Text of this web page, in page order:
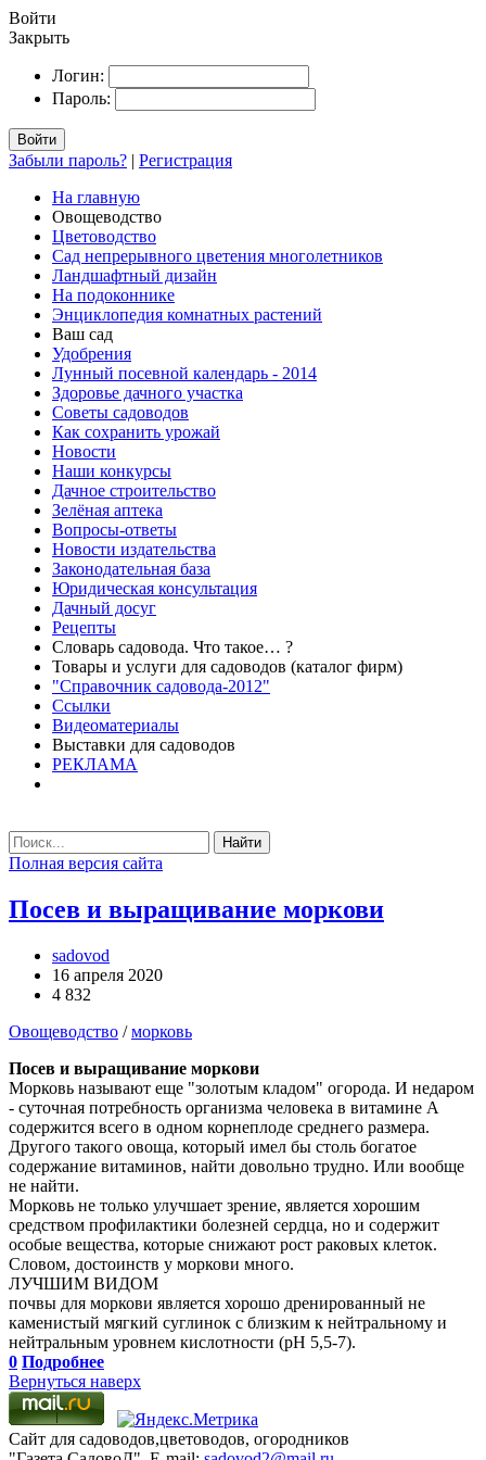
Войти
Закрыть
Логин:
Пароль:
Войти
Забыли пароль? | Регистрация
На главную
Овощеводство
Цветоводство
Сад непрерывного цветения многолетников
Ландшафтный дизайн
На подоконнике
Энциклопедия комнатных растений
Ваш сад
Удобрения
Лунный посевной календарь - 2014
Здоровье дачного участка
Советы садоводов
Как сохранить урожай
Новости
Наши конкурсы
Дачное строительство
Зелёная аптека
Вопросы-ответы
Новости издательства
Законодательная база
Юридическая консультация
Дачный досуг
Рецепты
Словарь садовода. Что такое… ?
Товары и услуги для садоводов (каталог фирм)
"Справочник садовода-2012"
Ссылки
Видеоматериалы
Выставки для садоводов
РЕКЛАМА
Найти
Полная версия сайта
Посев и выращивание моркови
sadovod
16 апреля 2020
4 832
Овощеводство /морковь
Посев и выращивание моркови
Морковь называют еще "золотым кладом" огорода. И недаром
- суточная потребность организма человека в витамине А
содержится всего в одном корнеплоде среднего размера.
Другого такого овоща, который имел бы столь богатое
содержание витаминов, найти довольно трудно. Или вообще
не найти.
Морковь не только улучшает зрение, является хорошим
средством профилактики болезней сердца, но и содержит
особые вещества, которые снижают рост раковых клеток.
Словом, достоинств у моркови много.
ЛУЧШИМ ВИДОМ
почвы для моркови является хорошо дренированный не
каменистый мягкий суглинок с близким к нейтральному и
нейтральным уровнем кислотности (рН 5,5-7).
0 Подробнее
Вернуться наверх
Сайт для садоводов,цветоводов, огородников